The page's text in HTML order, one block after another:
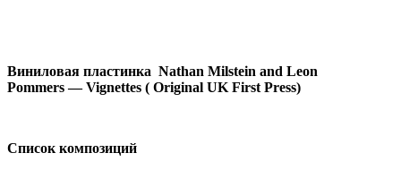
Виниловая пластинка Nathan Milstein and Leon
Pommers — Vignettes ( Original UK First Press)
Список композиций